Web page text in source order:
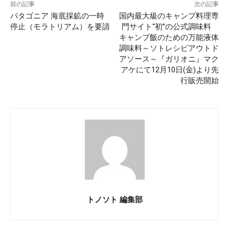
前の記事
パタゴニア 海底採鉱の一時
停止（モラトリアム）を要請
次の記事
国内最大級のキャンプ料理専
門サイト“初”の公式調味料
キャンプ飯のための万能液体
調味料～ソトレシピアウトド
アソース～『ガリオニ』マク
アケにて12月10日(金)より先
行販売開始
トノソト 編集部